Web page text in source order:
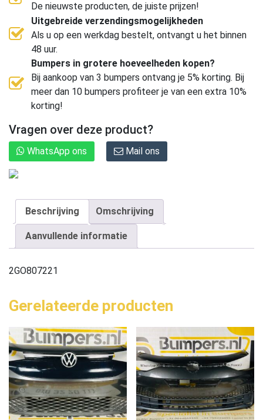
De nieuwste producten, de juiste prijzen!
Uitgebreide verzendingsmogelijkheden
Als u op een werkdag bestelt, ontvangt u het binnen
48 uur.
Bumpers in grotere hoeveelheden kopen?
Bij aankoop van 3 bumpers ontvang je 5% korting. Bij
meer dan 10 bumpers profiteer je van een extra 10%
korting!
Vragen over deze product?
WhatsApp ons Mail ons
Beschrijving Omschrijving
Aanvullende informatie
2GO807221
Gerelateerde producten